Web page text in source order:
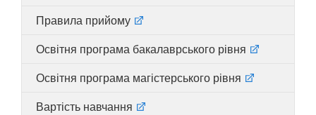
Правила прийому
Освітня програма бакалаврського рівня
Освітня програма магістерського рівня
Вартість навчання